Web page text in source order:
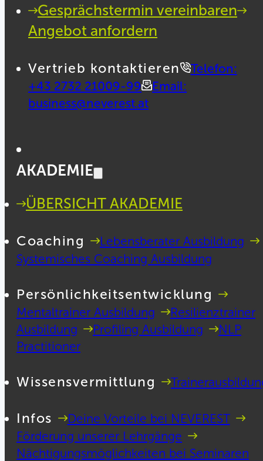
Gesprächstermin vereinbaren
Angebot anfordern
Vertrieb kontaktieren
Telefon:
+43 2732 21009-99
Email:
business@neverest.at
AKADEMIE
ÜBERSICHT AKADEMIE
Coaching
Lebensberater Ausbildung
Systemisches Coaching Ausbildung
Persönlichkeitsentwicklung
Mentaltrainer Ausbildung
Resilienztrainer
Ausbildung
Profiling Ausbildung
NLP
Practitioner
Wissensvermittlung
Infos
Deine Vorteile bei NEVEREST
Förderung unserer Lehrgänge
Nächtigungsmöglichkeiten bei Seminaren